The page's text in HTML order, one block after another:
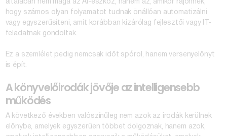
általában nem maga az AI-eszköz, hanem az, amikor rájönnek,
hogy számos olyan folyamatot tudnak önállóan automatizálni
vagy egyszerűsíteni, amit korábban kizárólag fejlesztői vagy IT-
feladatnak gondoltak.
Ez a szemlélet pedig nemcsak időt spórol, hanem versenyelőnyt
is épít.
A könyvelőirodák jövője az intelligensebb
működés
A következő években valószínűleg nem azok az irodák kerülnek
előnybe, amelyek egyszerűen többet dolgoznak, hanem azok,